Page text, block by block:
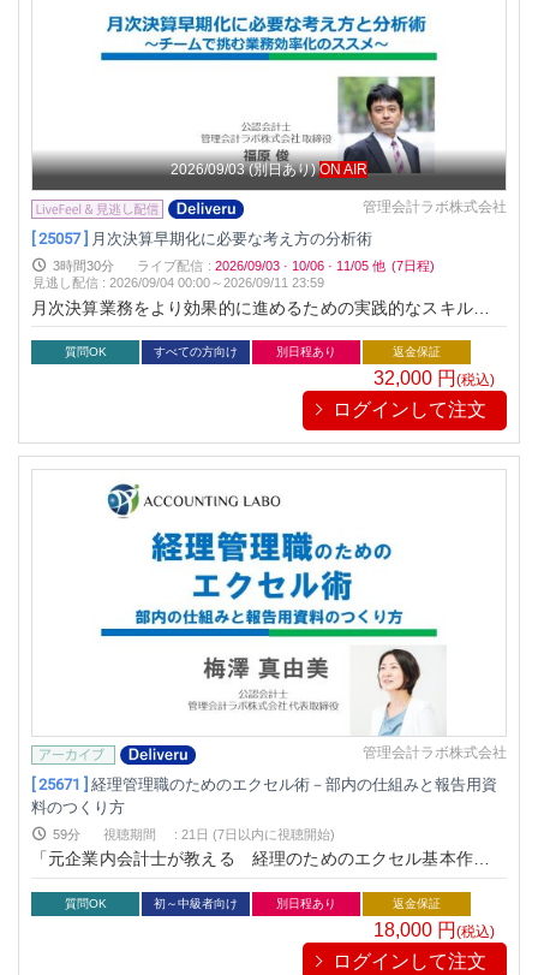
2026/09/03 (別日あり) ON AIR
管理会計ラボ株式会社
[ 25057 ] 月次決算早期化に必要な考え方の分析術
3時間30分 ライブ配信 : 2026/09/03 · 10/06 · 11/05 他 (7日程)
見逃し配信 :2026/09/04 00:00～2026/09/11 23:59
月次決算業務をより効果的に進めるための実践的なスキルを解
説します。
質問OK すべての方向け 別日程あり 返金保証
32,000 円(税込)
ログインして注文
管理会計ラボ株式会社
[ 25671 ] 経理管理職のためのエクセル術－部内の仕組みと報告用資
料のつくり方
59分 視聴期間 : 21日 (7日以内に視聴開始)
「元企業内会計士が教える 経理のためのエクセル基本作法と
活用戦略がわかる本（税務研究会出版局）」の著者でもお馴染
みの実務家会計士梅澤真由美が「現場」で使える経理のための
エクセル基本操作と活用方法として、経理管理職向けに解説
質問OK 初～中級者向け 別日程あり 返金保証
18,000 円(税込)
ログインして注文